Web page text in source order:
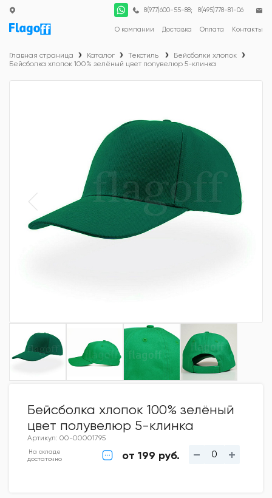
О компании Доставка Оплата Контакты
8(977)600-55-88; 8(495)778-81-06
Главная страница Каталог Текстиль
Бейсболки хлопок
Бейсболка хлопок 100% зелёный цвет полувелюр 5-клинка
Бейсболка хлопок 100% зелёный
цвет полувелюр 5-клинка
Артикул: 00-00001795
На складе
достаточно
от 199 руб.